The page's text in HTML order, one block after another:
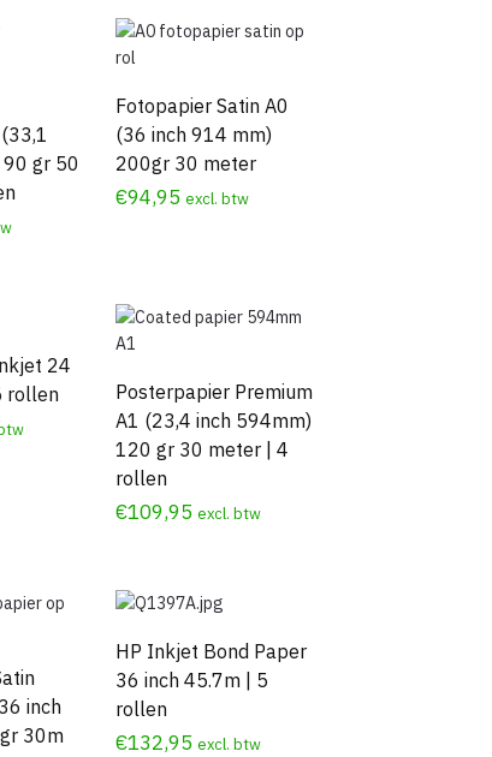
gr 50
Fotopapier Satin A0
(36 inch 914 mm)
200gr 30 meter
€94,95 excl. btw
24
rollen
Posterpapier Premium
A1 (23,4 inch 594mm)
120 gr 30 meter | 4
rollen
€109,95 excl. btw
inch
30m
HP Inkjet Bond Paper
36 inch 45.7m | 5
rollen
€132,95 excl. btw